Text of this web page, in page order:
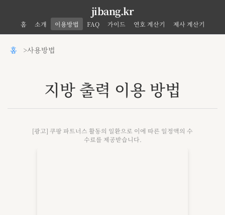
jibang.kr
홈 소개 이용방법 FAQ 가이드 연호 계산기 제사 계산기
홈 사용방법
지방 출력 이용 방법
[광고] 쿠팡 파트너스 활동의 일환으로 이에 따른 일정액의 수
수료를 제공받습니다.